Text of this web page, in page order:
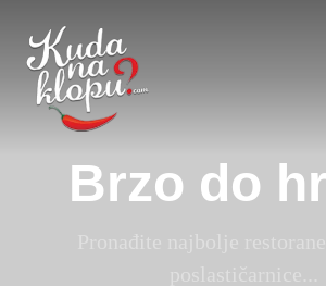
Brzo do